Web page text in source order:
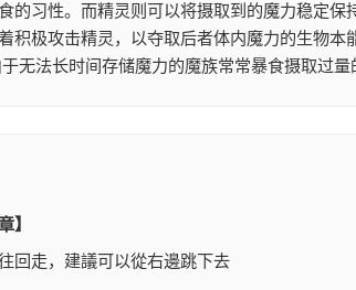
的习性。而精灵则可以将摄取到的魔力稳定
积极攻击精灵，以夺取后者体内魔力的生物
无法长时间存储魔力的魔族常常暴食摄取过
】
回走，建議可以從右邊跳下去